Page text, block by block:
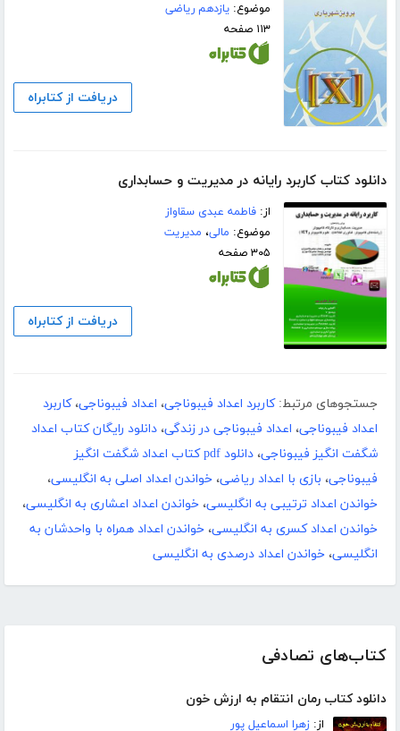
کتاب‌های تصادفی
دانلود کتاب رمان انتقام به ارزش خون
از: زهرا اسماعیل پور
موضوع:یازدهم ریاضی
۱۱۳ صفحه
دریافت از کتابراه
دانلود کتاب کاربرد رایانه در مدیریت و حسابداری
از:فاطمه عبدی سقاواز
موضوع: مالی، مدیریت
۳۰۵ صفحه
دریافت از کتابراه
جستجوهای مرتبط: کاربرد اعداد فیبوناجی، اعداد فیبوناجی،کاربرد
اعداد فیبوناجی، اعداد فیبوناجی در زندگی، دانلود رایگان کتاب اعداد
شگفت انگیز فیبوناجی،
دانلود pdf کتاب اعداد شگفت انگیز
فیبوناجی، بازی با اعداد ریاضی، خواندن اعداد اصلی به انگلیسی،
خواندن اعداد ترتیبی به انگلیسی، خواندن اعداد اعشاری به انگلیسی،
خواندن اعداد کسری به انگلیسی، خواندن اعداد همراه با واحدشان به
انگلیسی، خواندن اعداد درصدی به انگلیسی